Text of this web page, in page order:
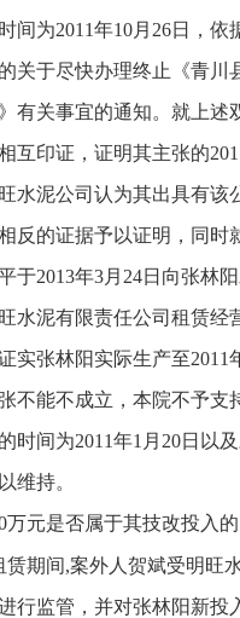
间为2011年10月26日，依
关于尽快办理终止《青川
有关事宜的通知。就上述
互印证，证明其主张的
水泥公司认为其出具有该
反的证据予以证明，同时
于2013年3月24日向张林
水泥有限责任公司租赁经
实张林阳实际生产至2011
不能不成立，本院不予支
时间为2011年1月20日以
维持。
万元是否属于其技改投入
期间,案外人贺斌受明旺
行监管，并对张林阳新投